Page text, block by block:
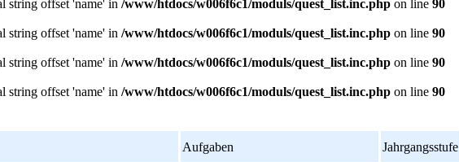
string offset 'name' in /www/htdocs/w006f6c1/moduls/quest_list.inc.php on line 90
string offset 'name' in /www/htdocs/w006f6c1/moduls/quest_list.inc.php on line 90
string offset 'name' in /www/htdocs/w006f6c1/moduls/quest_list.inc.php on line 90
string offset 'name' in /www/htdocs/w006f6c1/moduls/quest_list.inc.php on line 90
Aufgaben Jahrgangsstufe